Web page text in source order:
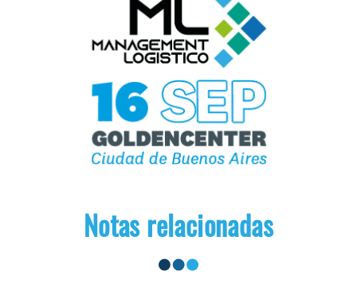
Notas relacionadas